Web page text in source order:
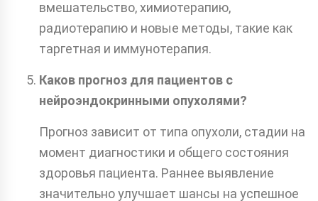
вмешательство, химиотерапию,
радиотерапию и новые методы, такие как
таргетная и иммунотерапия.
Каков прогноз для пациентов с
нейроэндокринными опухолями?
Прогноз зависит от типа опухоли, стадии на
момент диагностики и общего состояния
здоровья пациента. Раннее выявление
значительно улучшает шансы на успешное